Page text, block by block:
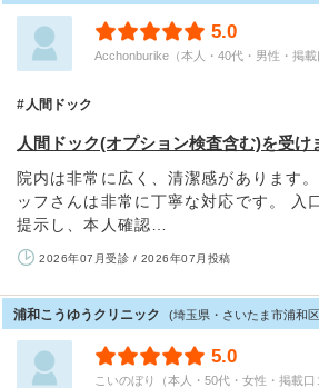
5.0
Acchonburike（本人・40代・男性・掲載
人間ドック
人間ドック(オプション検査含む)を受け
院内は非常に広く、清潔感があります
ッフさんは非常に丁寧な対応です。 入
提示し、本人確認…
2026年07月受診 / 2026年07月投稿
浦和こうゆうクリニック (埼玉県・さいたま市浦和
5.0
こいのぼり（本人・50代・女性・掲載口